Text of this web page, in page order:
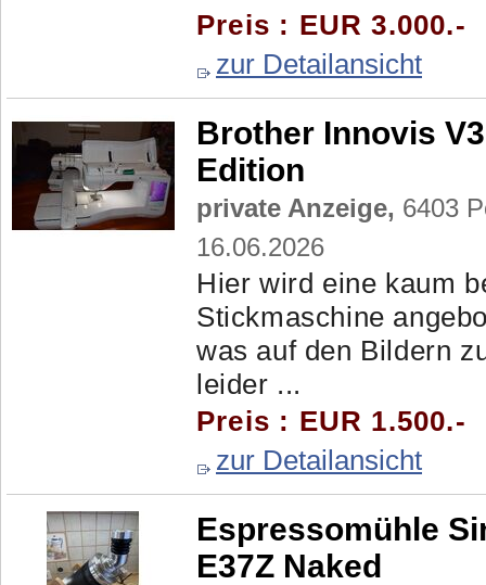
Preis : EUR 3.000.-
zur Detailansicht
Brother Innovis
Edition
private Anzeige, 6403
16.06.2026
Hier wird eine kaum
Stickmaschine
was auf den Bildern
leider ...
Preis : EUR 1.500.-
zur Detailansicht
Espressomühle
E37Z Naked